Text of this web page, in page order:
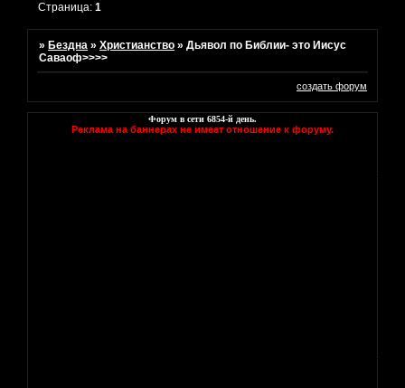
Страница:1
»Бездна »Христианство »Дьявол по Библии- это Иисус
Саваоф>>>>
создать форум
Форум в сети 6854-й день.
Реклама на баннерах не имеет отношение к форуму.